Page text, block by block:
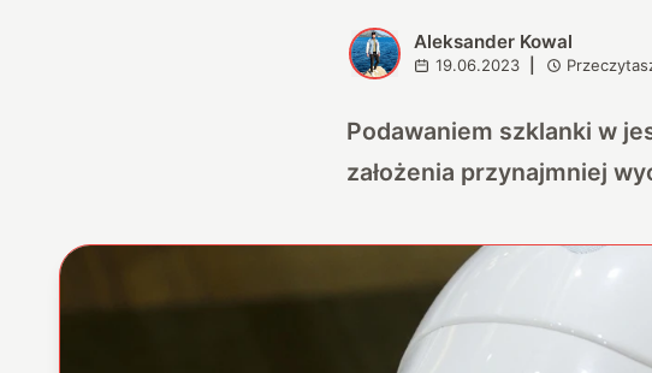
A Aleksander Kowal
19.06.2023
Podawaniem szklanki w
założenia przynajmniej